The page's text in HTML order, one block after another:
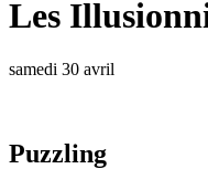
Les
samedi 30 avril
Puzzling